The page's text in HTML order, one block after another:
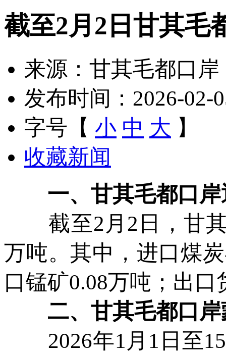
截至2月2日甘其毛
来源：甘其毛都口岸
发布时间：2026-02-
字号【 小 中 大 】
收藏新闻
一、甘其毛都口岸
截至2月2日，甘其
万吨。其中，进口煤
口锰矿0.08万吨；出口
二、甘其毛都口岸
2026年1月1日至15